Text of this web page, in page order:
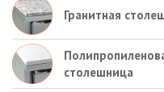
Гранитная
столешница